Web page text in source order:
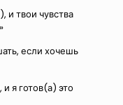
и твои чувства
если хочешь
я готов(а) это